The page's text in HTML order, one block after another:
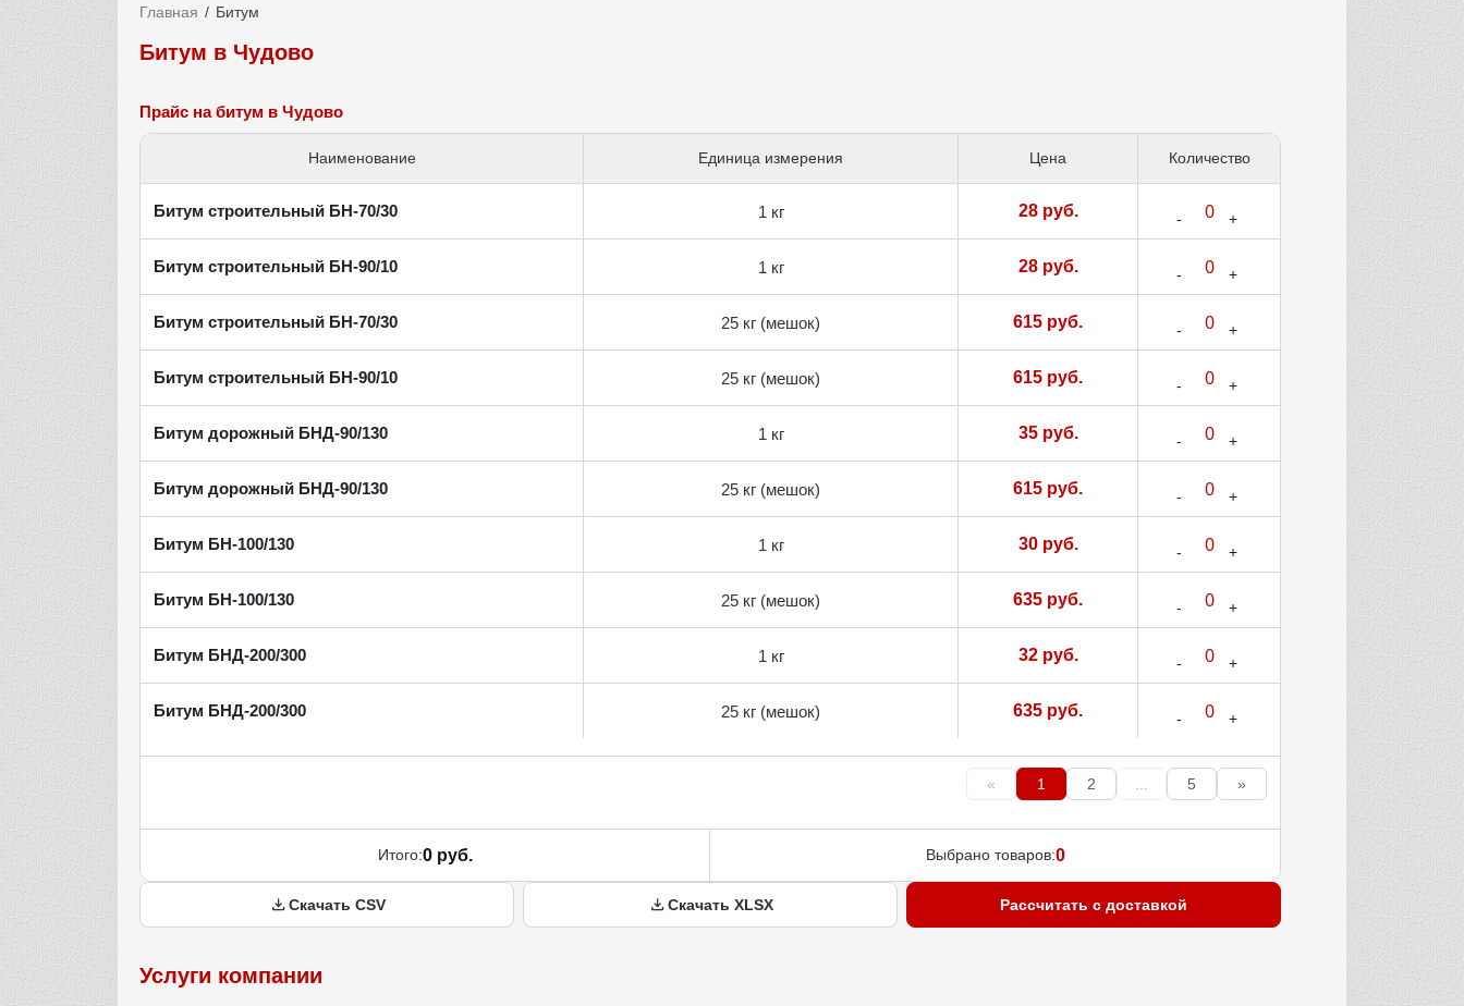
Главная Битум
Битум в Чудово
Прайс на битум в Чудово
Наименование Единица измерения Цена Количество
Битум строительный БН-70/30 1 кг 28 руб.
Битум строительный БН-90/10 1 кг 28 руб.
Битум строительный БН-70/30 25 кг (мешок) 615 руб.
Битум строительный БН-90/10 25 кг (мешок) 615 руб.
Битум дорожный БНД-90/130 1 кг 35 руб.
Битум дорожный БНД-90/130 25 кг (мешок) 615 руб.
Битум БН-100/130 1 кг 30 руб.
Битум БН-100/130 25 кг (мешок) 635 руб.
Битум БНД-200/300 1 кг 32 руб.
Битум БНД-200/300 25 кг (мешок) 635 руб.
« 1 2 ... 5 »
Итого:0 руб. Выбрано товаров:0
Скачать CSV Скачать XLSX Рассчитать с доставкой
Услуги компании